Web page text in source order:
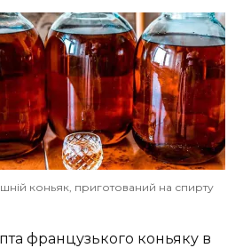
коньяк, приготований на спирту
французького коньяку в